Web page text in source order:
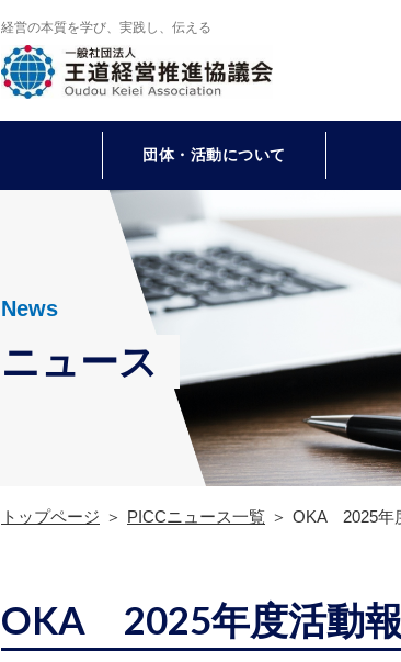
経営の本質を学び、実践し、伝える
団体・活動について
News
ニュース
トップページ PICCニュース一覧 OKA 2025年
OKA 2025年度活動